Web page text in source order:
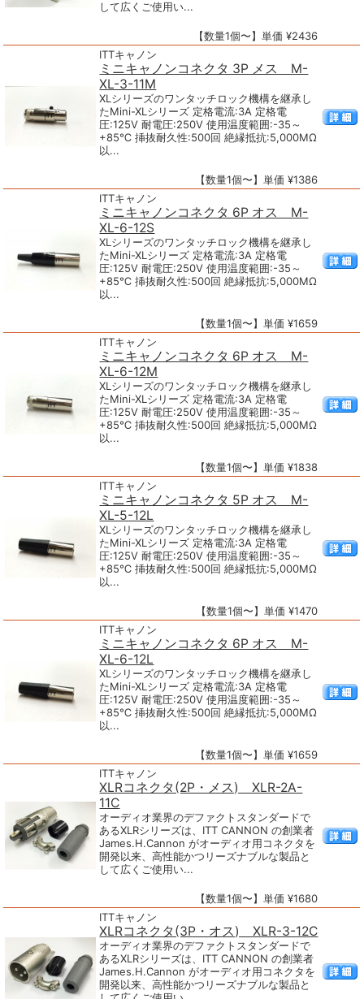
して広くご使用い...
【数量1個〜】単価 ¥2436
ITTキャノン
ミニキャノンコネクタ 3P メス M-
XL-3-11M
XLシリーズのワンタッチロック機構を継承し
たMini-XLシリーズ 定格電流:3A 定格電
圧:125V 耐電圧:250V 使用温度範囲:-35～
+85℃ 挿抜耐久性:500回 絶縁抵抗:5,000MΩ
以...
【数量1個〜】単価 ¥1386
ITTキャノン
ミニキャノンコネクタ 6P オス M-
XL-6-12S
XLシリーズのワンタッチロック機構を継承し
たMini-XLシリーズ 定格電流:3A 定格電
圧:125V 耐電圧:250V 使用温度範囲:-35～
+85℃ 挿抜耐久性:500回 絶縁抵抗:5,000MΩ
以...
【数量1個〜】単価 ¥1659
ITTキャノン
ミニキャノンコネクタ 6P オス M-
XL-6-12M
XLシリーズのワンタッチロック機構を継承し
たMini-XLシリーズ 定格電流:3A 定格電
圧:125V 耐電圧:250V 使用温度範囲:-35～
+85℃ 挿抜耐久性:500回 絶縁抵抗:5,000MΩ
以...
【数量1個〜】単価 ¥1838
ITTキャノン
ミニキャノンコネクタ 5P オス M-
XL-5-12L
XLシリーズのワンタッチロック機構を継承し
たMini-XLシリーズ 定格電流:3A 定格電
圧:125V 耐電圧:250V 使用温度範囲:-35～
+85℃ 挿抜耐久性:500回 絶縁抵抗:5,000MΩ
以...
【数量1個〜】単価 ¥1470
ITTキャノン
ミニキャノンコネクタ 6P オス M-
XL-6-12L
XLシリーズのワンタッチロック機構を継承し
たMini-XLシリーズ 定格電流:3A 定格電
圧:125V 耐電圧:250V 使用温度範囲:-35～
+85℃ 挿抜耐久性:500回 絶縁抵抗:5,000MΩ
以...
【数量1個〜】単価 ¥1659
ITTキャノン
XLRコネクタ(2P・メス) XLR-2A-
11C
オーディオ業界のデファクトスタンダードで
あるXLRシリーズは、ITT CANNON の創業者
James.H.Cannon がオーディオ用コネクタを
開発以来、高性能かつリーズナブルな製品と
して広くご使用い...
【数量1個〜】単価 ¥1680
ITTキャノン
XLRコネクタ(3P・オス) XLR-3-12C
オーディオ業界のデファクトスタンダードで
あるXLRシリーズは、ITT CANNON の創業者
James.H.Cannon がオーディオ用コネクタを
開発以来、高性能かつリーズナブルな製品と